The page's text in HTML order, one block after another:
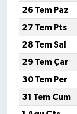
26 Tem Paz
27 Tem Pts
28 Tem Sal
29 Tem Çar
30 Tem Per
31 Tem Cum